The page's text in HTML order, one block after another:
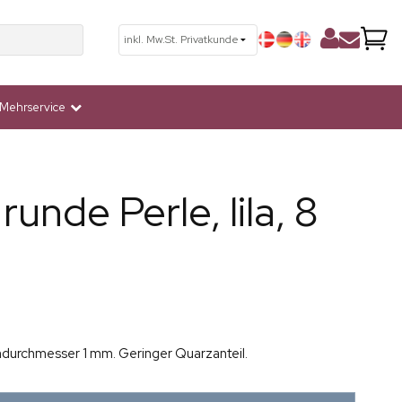
Mehrservice
Perle, lila, 8
1 mm. Geringer Quarzanteil.